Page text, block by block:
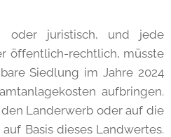
oder juristisch, und jede
öffentlich-rechtlich, müsste
Siedlung im Jahre 2024
aufbringen.
Landerwerb oder auf die
Basis dieses Landwertes.